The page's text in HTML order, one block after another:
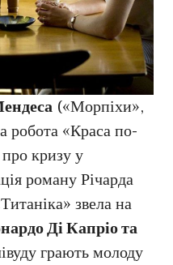
(«Морпіхи»,
робота «Краса по-
про кризу у
роману Річарда
звела на
Ді Капріо та
грають молоду